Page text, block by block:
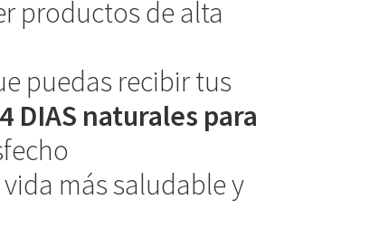
productos de alta
puedas recibir tus
DIAS naturales para
más saludable y